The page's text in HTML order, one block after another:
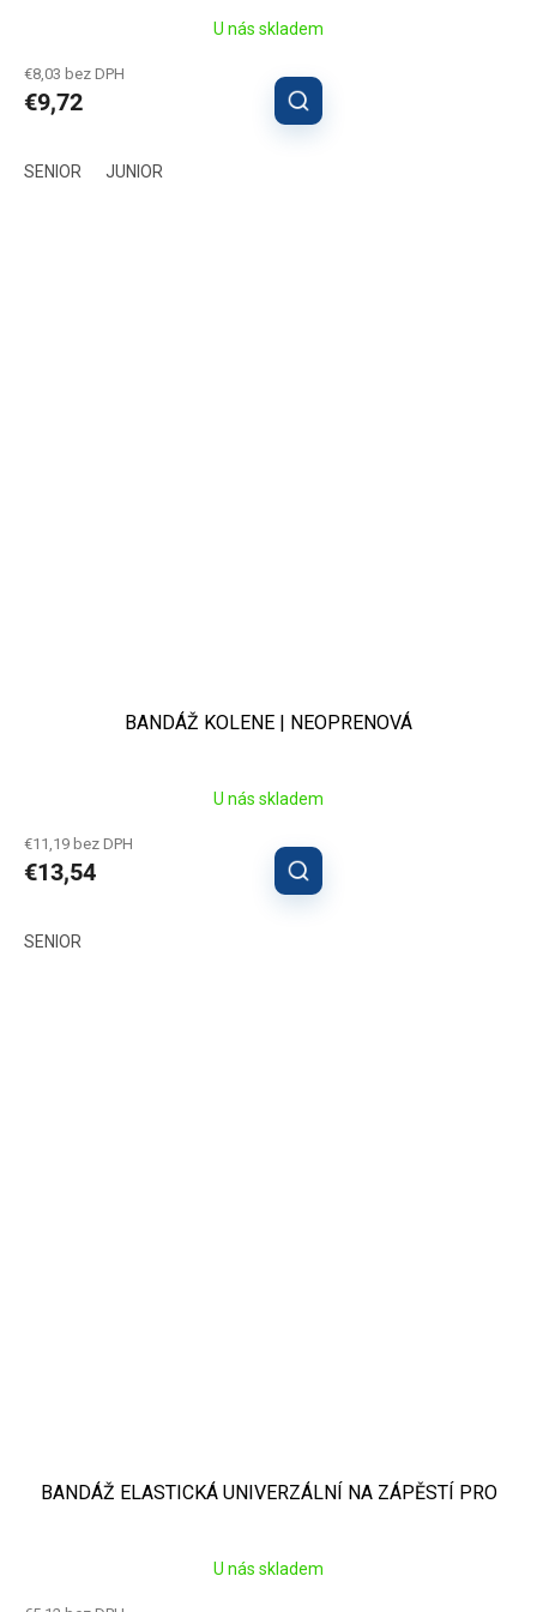
U nás skladem
€8,03 bez DPH
€9,72
SENIOR JUNIOR
BANDÁŽ KOLENE | NEOPRENOVÁ
U nás skladem
€11,19 bez DPH
€13,54
SENIOR
BANDÁŽ ELASTICKÁ UNIVERZÁLNÍ NA ZÁPĚSTÍ PRO
U nás skladem